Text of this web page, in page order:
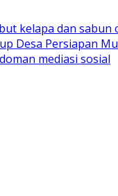
kelapa dan sabun
Desa Persiapan
mediasi sosial